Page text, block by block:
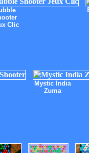
Clic
Mystic India
Zuma